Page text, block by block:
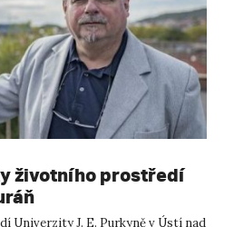
životního prostředí
Univerzity J. E. Purkyně v Ústí nad